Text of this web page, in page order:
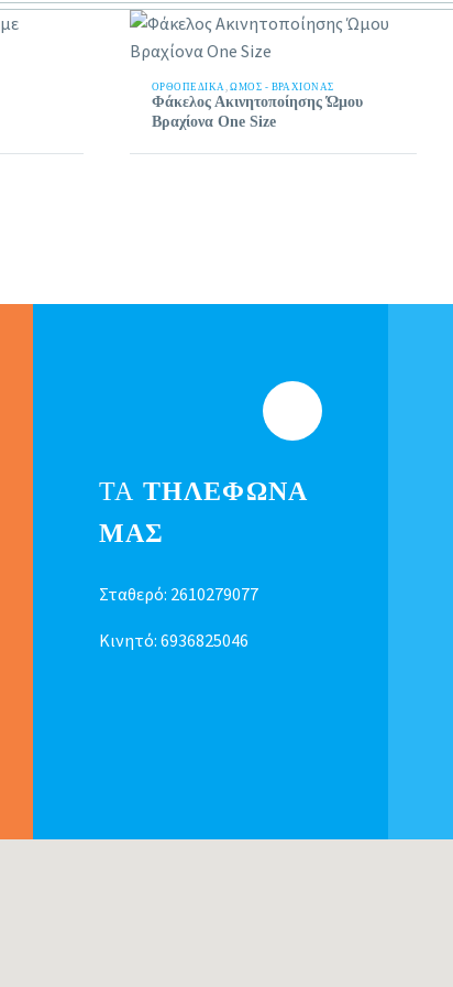
ΟΡΘΟΠΕΔΙΚΑ ,ΏΜΟΣ - ΒΡΑΧΊΟΝΑΣ
Φάκελος Ακινητοποίησης Ώμου
Βραχίονα One Size
ΤΑ ΤΗΛΕΦΩΝΑ
ΜΑΣ
Σταθερό: 2610279077
Κινητό: 6936825046